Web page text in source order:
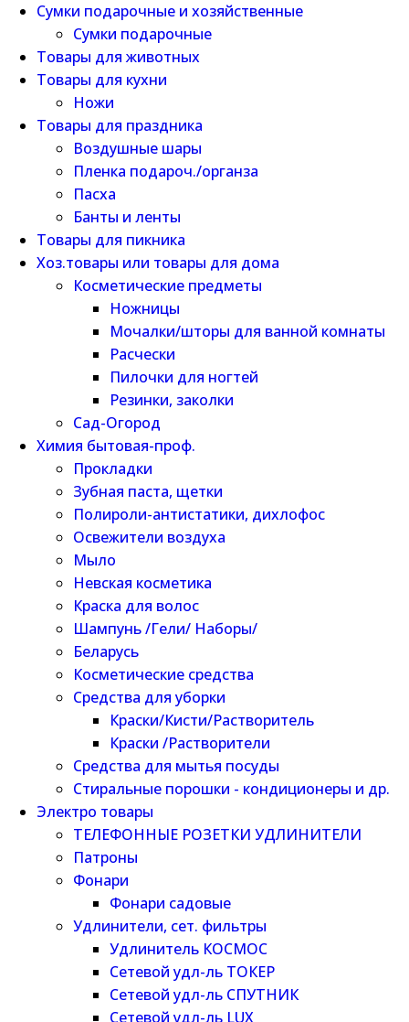
Сумки подарочные и хозяйственные
Сумки подарочные
Товары для животных
Товары для кухни
Ножи
Товары для праздника
Воздушные шары
Пленка подароч./органза
Пасха
Банты и ленты
Товары для пикника
Хоз.товары или товары для дома
Косметические предметы
Ножницы
Мочалки/шторы для ванной комнаты
Расчески
Пилочки для ногтей
Резинки, заколки
Сад-Огород
Химия бытовая-проф.
Прокладки
Зубная паста, щетки
Полироли-антистатики, дихлофос
Освежители воздуха
Мыло
Невская косметика
Краска для волос
Шампунь /Гели/ Наборы/
Беларусь
Косметические средства
Средства для уборки
Краски/Кисти/Растворитель
Краски /Растворители
Средства для мытья посуды
Стиральные порошки - кондиционеры и др.
Электро товары
ТЕЛЕФОННЫЕ РОЗЕТКИ УДЛИНИТЕЛИ
Патроны
Фонари
Фонари садовые
Удлинители, сет. фильтры
Удлинитель КОСМОС
Сетевой удл-ль ТОКЕР
Сетевой удл-ль СПУТНИК
Сетевой удл-ль LUX